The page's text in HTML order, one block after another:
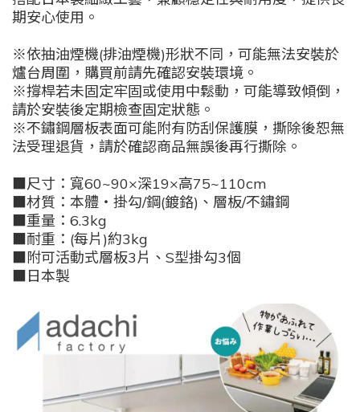
期安心使用。
※依抽油煙機(排油煙機)形狀不同，可能無法安裝於
爐台周圍，購買前請先確認安裝環境。
※撐桿若未固定牢固或使用中鬆動，可能導致傾倒，
請於安裝後定期檢查固定狀態。
※不鏽鋼層板表面可能附有防刮保護膜，撕除後恕無
法受理退貨，請於確認商品無誤後再行撕除。
■尺寸：寬60~90×深19×高75~110cm
■材質：本體・掛勾/鋼(鍍鉻)、層板/不鏽鋼
■重量：6.3kg
■耐重：(每片)約3kg
■附可活動式層板3片、S型掛勾3個
■日本製